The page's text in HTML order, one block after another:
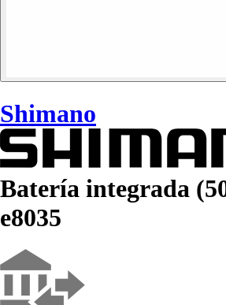
Shimano
Batería integrada
e8035